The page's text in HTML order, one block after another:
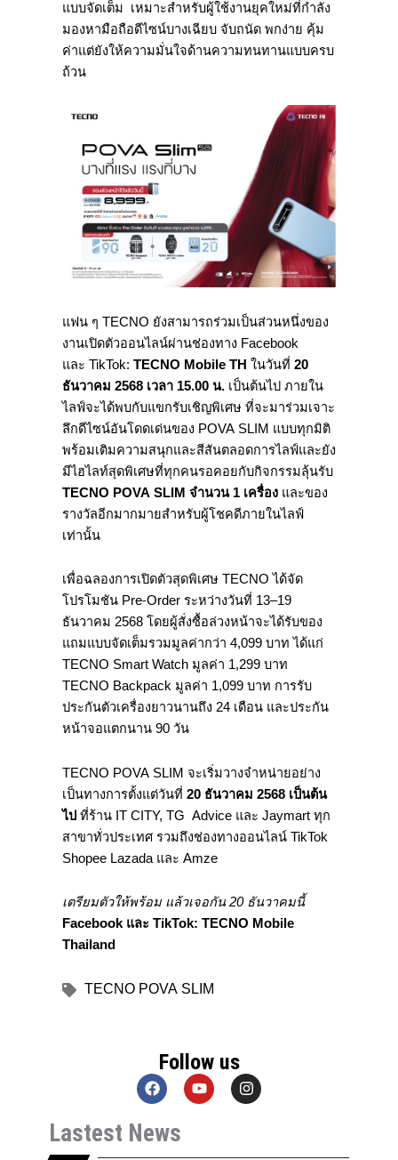
แบบจัดเต็ม เหมาะสำหรับผู้ใช้งานยุคใหม่ที่กำลัง
มองหามือถือดีไซน์บางเฉียบ จับถนัด พกง่าย คุ้ม
ค่าแต่ยังให้ความมั่นใจด้านความทนทานแบบครบ
ถ้วน
แฟน ๆ TECNO ยังสามารถร่วมเป็นส่วนหนึ่งของ
งานเปิดตัวออนไลน์ผ่านช่องทาง Facebook
และ TikTok: TECNO Mobile TH ในวันที่ 20
ธันวาคม 2568 เวลา 15.00 น. เป็นต้นไป ภายใน
ไลฟ์จะได้พบกับแขกรับเชิญพิเศษ ที่จะมาร่วมเจาะ
ลึกดีไซน์อันโดดเด่นของ POVA SLIM แบบทุกมิติ
พร้อมเติมความสนุกและสีสันตลอดการไลฟ์และยัง
มีไฮไลท์สุดพิเศษที่ทุกคนรอคอยกับกิจกรรมลุ้นรับ
TECNO POVA SLIM จำนวน 1 เครื่อง และของ
รางวัลอีกมากมายสำหรับผู้โชคดีภายในไลฟ์
เท่านั้น
เพื่อฉลองการเปิดตัวสุดพิเศษ TECNO ได้จัด
โปรโมชัน Pre-Order ระหว่างวันที่ 13–19
ธันวาคม 2568 โดยผู้สั่งซื้อล่วงหน้าจะได้รับของ
แถมแบบจัดเต็มรวมมูลค่ากว่า 4,099 บาท ได้แก่
TECNO Smart Watch มูลค่า 1,299 บาท
TECNO Backpack มูลค่า 1,099 บาท การรับ
ประกันตัวเครื่องยาวนานถึง 24 เดือน และประกัน
หน้าจอแตกนาน 90 วัน
TECNO POVA SLIM จะเริ่มวางจำหน่ายอย่าง
เป็นทางการตั้งแต่วันที่ 20 ธันวาคม 2568 เป็นต้น
ไป ที่ร้าน IT CITY, TG Advice และ Jaymart ทุก
สาขาทั่วประเทศ รวมถึงช่องทางออนไลน์ TikTok
Shopee Lazada และ Amze
เตรียมตัวให้พร้อม แล้วเจอกัน 20 ธันวาคมนี้
Facebook และ TikTok: TECNO Mobile
Thailand
TECNO POVA SLIM
Follow us
F
a
e
b
Y
o
I
n
Lastest News